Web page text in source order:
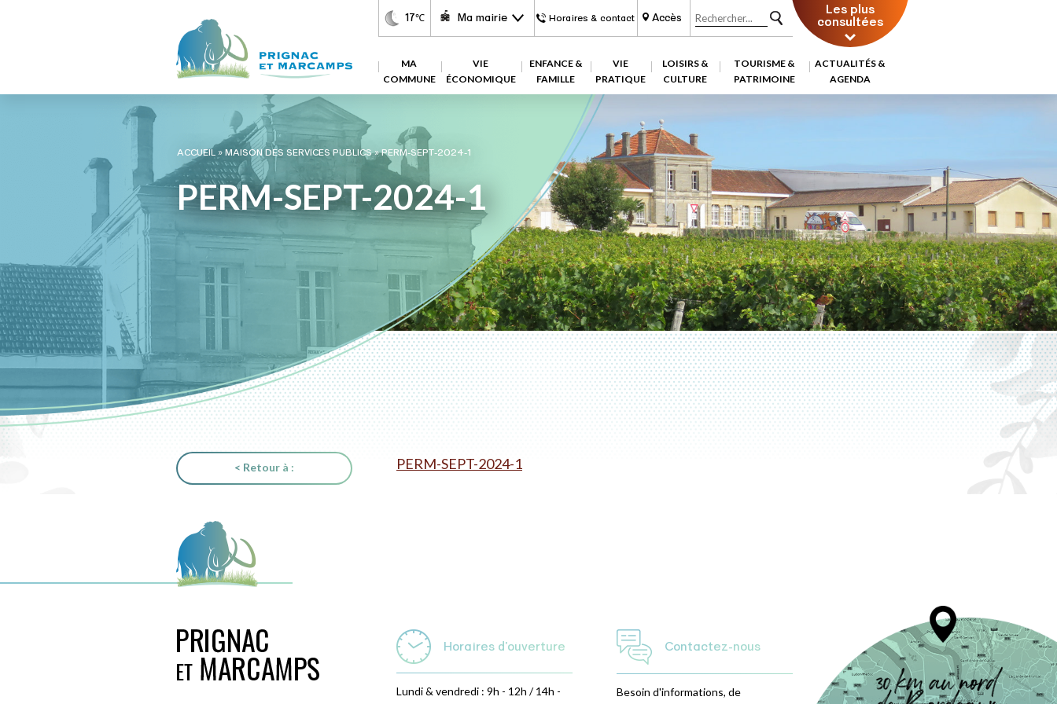
17℃ Ma mairie Horaires & contact Accès Les plus
consultées
MA
COMMUNE
VIE
ÉCONOMIQUE
ENFANCE &
FAMILLE
VIE
PRATIQUE
LOISIRS &
CULTURE
TOURISME &
PATRIMOINE
ACTUALITÉS &
AGENDA
ACCUEIL»MAISON DES SERVICES PUBLICS»PERM-SEPT-2024-1
PERM-SEPT-2024-1
< Retour à : PERM-SEPT-2024-1
Horaires d'ouverture
Lundi & vendredi : 9h - 12h / 14h -
Contactez-nous
Besoin d'informations, de